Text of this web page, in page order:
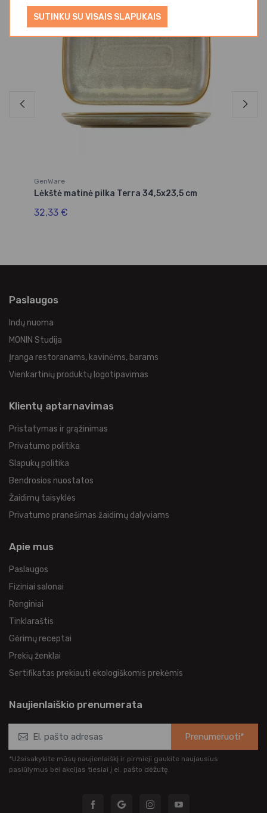
SUTINKU SU VISAIS SLAPUKAIS
GenWare
Lėkštė matinė pilka Terra 34,5x23,5 cm
32,33 €
Paslaugos
Indų nuoma
MONIN Studija
Įranga restoranams, kavinėms, barams
Vienkartinių produktų logotipavimas
Klientų aptarnavimas
Pristatymas ir grąžinimas
Privatumo politika
Slapukų politika
Bendrosios nuostatos
Žaidimų taisyklės
Privatumo pranešimas žaidimų dalyviams
Apie mus
Paslaugos
Fiziniai salonai
Renginiai
Tinklaraštis
Gėrimų receptai
Prekių ženklai
Sertifikatas prekiauti ekologiškomis prekėmis
Naujienlaiškio prenumerata
Prenumeruoti*
*Užsisakykite mūsų naujienlaiškį ir pirmieji gaukite naujausius
pasiūlymus bei akcijas tiesiai į el. pašto dėžutę.